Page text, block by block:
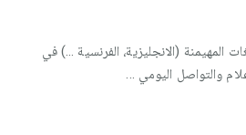
المهيمنة (الانجليزية، الفرنسية ...) في
والتواصل اليومي ...